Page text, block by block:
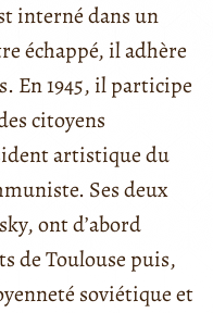
interné dans un
échappé, il adhère
En 1945, il participe
citoyens
artistique du
Ses deux
ont d’abord
de Toulouse puis,
soviétique et